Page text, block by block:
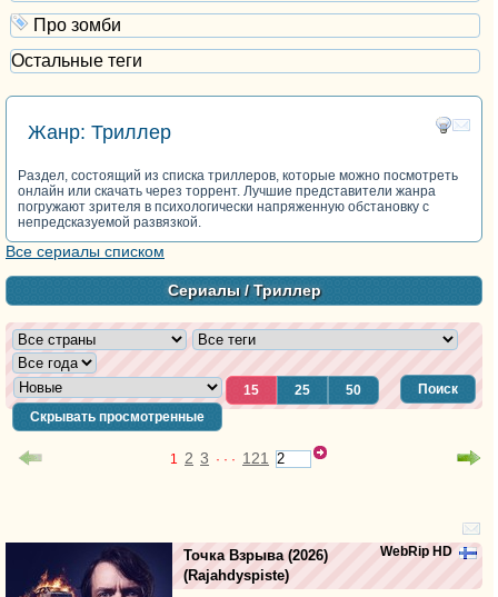
Про зомби
Остальные теги
Жанр: Триллер
Раздел, состоящий из списка триллеров, которые можно посмотреть
онлайн или скачать через торрент. Лучшие представители жанра
погружают зрителя в психологически напряженную обстановку с
непредсказуемой развязкой.
Все сериалы списком
Сериалы/ Триллер
Поиск
15 25
50
Скрывать просмотренные
1 2 3 · · · 121
WebRip HD
Точка Взрыва(2026)
(Rajahdyspiste)